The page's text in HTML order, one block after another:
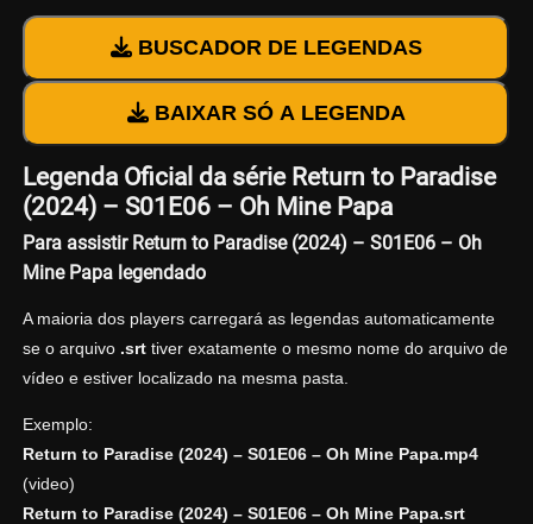
BUSCADOR DE LEGENDAS
BAIXAR SÓ A LEGENDA
Legenda Oficial da série Return to Paradise
(2024) – S01E06 – Oh Mine Papa
Para assistir Return to Paradise (2024) – S01E06 – Oh
Mine Papa legendado
A maioria dos players carregará as legendas automaticamente
se o arquivo .srttiver exatamente o mesmo nome do arquivo de
vídeo e estiver localizado na mesma pasta.
Exemplo:
Return to Paradise (2024) – S01E06 – Oh Mine Papa.mp4
(video)
Return to Paradise (2024) – S01E06 – Oh Mine Papa.srt